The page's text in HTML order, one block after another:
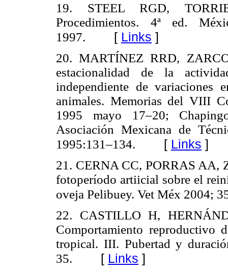
19. STEEL RGD,
Procedimientos. 4ª ed.
1997. [ Links ]
20. MARTÍNEZ RRD,
estacionalidad de la
independiente de
animales. Memorias del VIII
1995 mayo 17–20;
Asociación Mexicana de
1995:131–134. [ Links ]
21. CERNA CC, PORRAS AA,
fotoperíodo artiicial sobre el
oveja Pelibuey. Vet Méx 2004;
22. CASTILLO H,
Comportamiento reproductivo
tropical. III. Pubertad y
35. [ Links ]